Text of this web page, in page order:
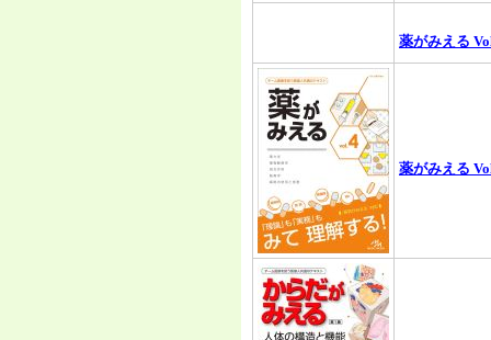
薬がみえる
薬がみえる